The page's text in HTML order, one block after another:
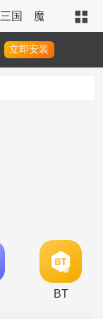
三国 魔幻 策略
立即安装
BT